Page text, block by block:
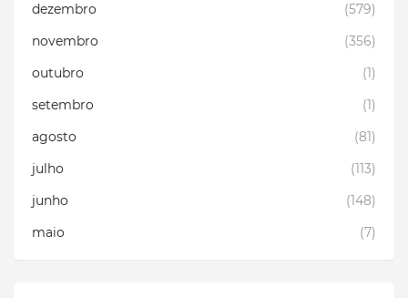
dezembro
(579)
novembro
(356)
outubro
(1)
setembro
(1)
agosto
(81)
julho
(113)
junho
(148)
maio
(7)